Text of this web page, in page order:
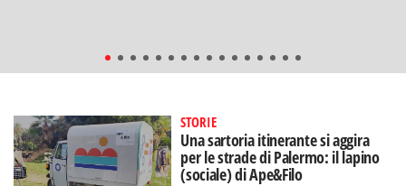
STORIE
Una sartoria itinerante si aggira
per le strade di Palermo: il lapino
(sociale) di Ape&Filo